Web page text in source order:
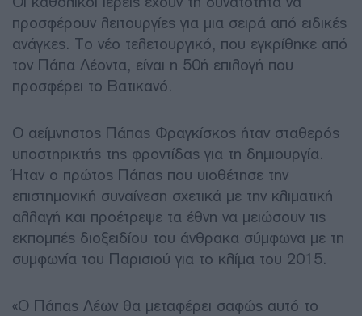
προσφέρουν λειτουργίες για μια σειρά από ειδικές
ανάγκες. Το νέο τελετουργικό, που εγκρίθηκε από
τον Πάπα Λέοντα, είναι η 50ή επιλογή που
προσφέρει το Βατικανό.
Ο αείμνηστος Πάπας Φραγκίσκος ήταν σταθερός
υποστηρικτής της φροντίδας για τη δημιουργία.
Ήταν ο πρώτος Πάπας που υιοθέτησε την
επιστημονική συναίνεση σχετικά με την κλιματική
αλλαγή και προέτρεψε τα έθνη να μειώσουν τις
εκπομπές διοξειδίου του άνθρακα σύμφωνα με τη
συμφωνία του Παρισιού για το κλίμα του 2015.
«Ο Πάπας Λέων θα μεταφέρει σαφώς αυτό το